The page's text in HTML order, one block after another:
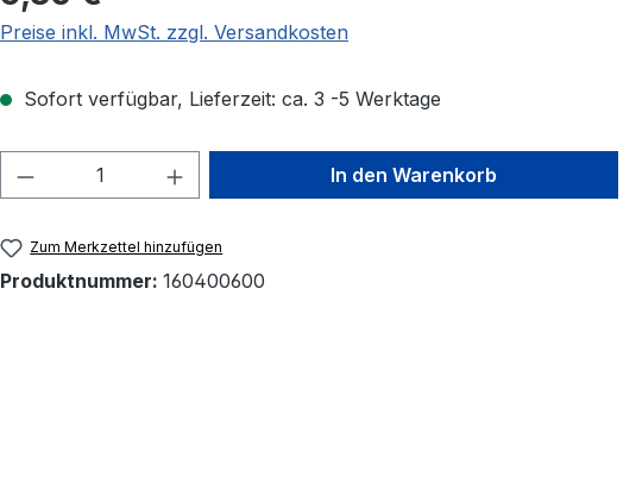
Preise inkl. MwSt. zzgl. Versandkosten
Sofort verfügbar, Lieferzeit: ca. 3 -5 Werktage
Produkt Anzahl: Gib den gewünschten Wert
In den Warenkorb
Zum Merkzettel hinzufügen
Produktnummer: 160400600